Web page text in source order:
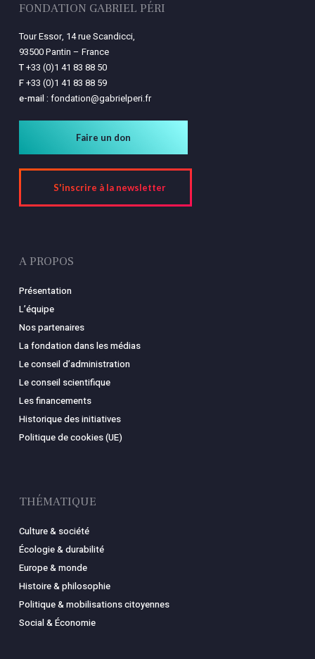
FONDATION GABRIEL PÉRI
Tour Essor, 14 rue Scandicci,
93500 Pantin – France
T+33 (0)1 41 83 88 50
F+33 (0)1 41 83 88 59
e-mail : fondation@gabrielperi.fr
Faire un don
S'inscrire à la newsletter
A PROPOS
Présentation
L’équipe
Nos partenaires
La fondation dans les médias
Le conseil d’administration
Le conseil scientifique
Les financements
Historique des initiatives
Politique de cookies (UE)
THÉMATIQUE
Culture & société
Écologie & durabilité
Europe & monde
Histoire & philosophie
Politique & mobilisations citoyennes
Social & Économie